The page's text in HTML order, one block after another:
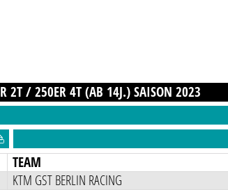
2T / 250ER 4T (AB 14J.)SAISON2023
TEAM
KTM GST BERLIN RACING